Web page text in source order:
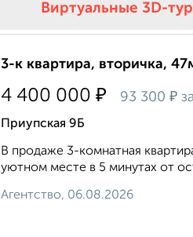
Виртуальные 3D-
3-к квартира, вторичка,
4 400 000 ₽ 93 300 ₽
Приупская 9Б
В продаже 3-комнатная
уютном месте в 5 минутах от
Агентство, 06.08.2026